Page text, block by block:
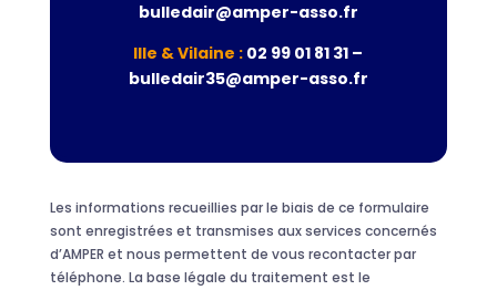
bulledair@amper-asso.fr
Ille & Vilaine : 02 99 01 81 31 –
bulledair35@amper-asso.fr
Les informations recueillies par le biais de ce formulaire
sont enregistrées et transmises aux services concernés
d’AMPER et nous permettent de vous recontacter par
téléphone. La base légale du traitement est le